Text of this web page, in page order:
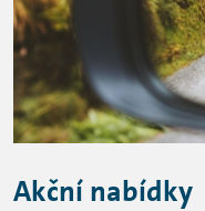
Akční nabídky